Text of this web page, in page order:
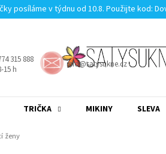
posíláme v týdnu od 10.8. Použijte kod:
315 888
15 h
info@satysukne.cz
TRIČKA MIKINY SLEVA
ženy